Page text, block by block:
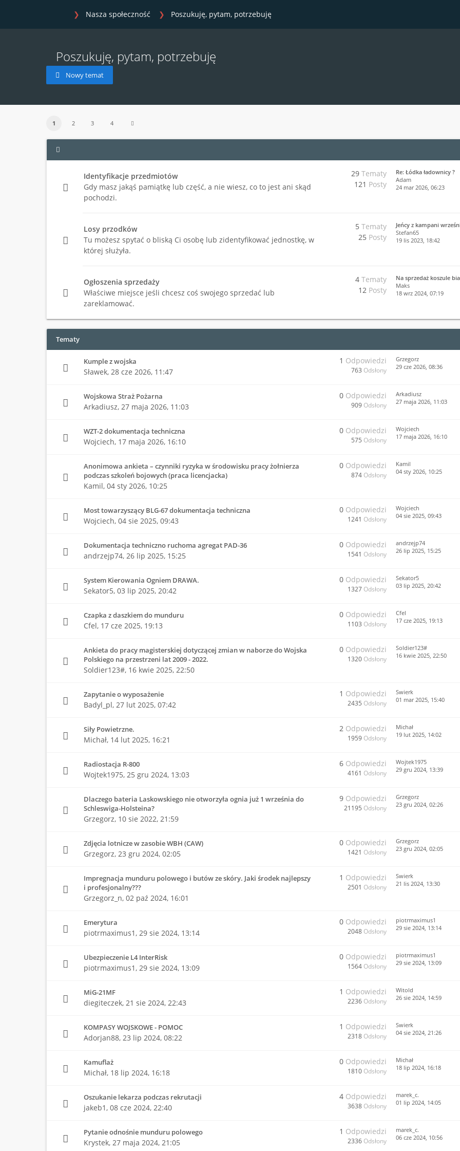
Nasza społeczność Poszukuję, pytam, potrzebuję
Poszukuję, pytam, potrzebuję
Nowy temat
1 2 3 4
Identyfikacje przedmiotów
Gdy masz jakąś pamiątkę lub część, a nie wiesz, co to jest ani skąd
pochodzi.
29 Tematy
121 Posty
Re: Łódka ładownicy ?
Adam
24 mar 2026, 06:23
Losy przodków
Tu możesz spytać o bliską Ci osobę lub zidentyfikować jednostkę, w
której służyła.
5 Tematy
25 Posty
Jeńcy z kampani
Stefan65
19 lis 2023, 18:42
Ogłoszenia sprzedaży
Właściwe miejsce jeśli chcesz coś swojego sprzedać lub
zareklamować.
4 Tematy
12 Posty
Na sprzedaż koszule
Maks
18 wrz 2024, 07:19
Tematy
Kumple z wojska
Sławek, 28 cze 2026, 11:47
1 Odpowiedzi
763 Odsłony
Grzegorz
29 cze 2026, 08:36
Wojskowa Straż Pożarna
Arkadiusz, 27 maja 2026, 11:03
0 Odpowiedzi
909 Odsłony
Arkadiusz
27 maja 2026, 11:03
WZT-2 dokumentacja techniczna
Wojciech, 17 maja 2026, 16:10
0 Odpowiedzi
575 Odsłony
Wojciech
17 maja 2026, 16:10
Anonimowa ankieta – czynniki ryzyka w środowisku pracy żołnierza
podczas szkoleń bojowych (praca licencjacka)
Kamil, 04 sty 2026, 10:25
0 Odpowiedzi
874 Odsłony
Kamil
04 sty 2026, 10:25
Most towarzyszący BLG-67 dokumentacja techniczna
Wojciech, 04 sie 2025, 09:43
0 Odpowiedzi
1241 Odsłony
Wojciech
04 sie 2025, 09:43
Dokumentacja techniczno ruchoma agregat PAD-36
andrzejp74, 26 lip 2025, 15:25
0 Odpowiedzi
1541 Odsłony
andrzejp74
26 lip 2025, 15:25
System Kierowania Ogniem DRAWA.
Sekator5, 03 lip 2025, 20:42
0 Odpowiedzi
1327 Odsłony
Sekator5
03 lip 2025, 20:42
Czapka z daszkiem do munduru
Cfel, 17 cze 2025, 19:13
0 Odpowiedzi
1103 Odsłony
Cfel
17 cze 2025, 19:13
Ankieta do pracy magisterskiej dotyczącej zmian w naborze do Wojska
Polskiego na przestrzeni lat 2009 - 2022.
Soldier123#, 16 kwie 2025, 22:50
0 Odpowiedzi
1320 Odsłony
Soldier123#
16 kwie 2025, 22:50
Zapytanie o wyposażenie
Badyl_pl, 27 lut 2025, 07:42
1 Odpowiedzi
2435 Odsłony
Swierk
01 mar 2025, 15:40
Siły Powietrzne.
Michał, 14 lut 2025, 16:21
2 Odpowiedzi
1959 Odsłony
Michał
19 lut 2025, 14:02
Radiostacja R-800
Wojtek1975, 25 gru 2024, 13:03
6 Odpowiedzi
4161 Odsłony
Wojtek1975
29 gru 2024, 13:39
Dlaczego bateria Laskowskiego nie otworzyła ognia już 1 września do
Schleswiga-Holsteina?
Grzegorz, 10 sie 2022, 21:59
9 Odpowiedzi
21195 Odsłony
Grzegorz
23 gru 2024, 02:26
Zdjęcia lotnicze w zasobie WBH (CAW)
Grzegorz, 23 gru 2024, 02:05
0 Odpowiedzi
1421 Odsłony
Grzegorz
23 gru 2024, 02:05
Impregnacja munduru polowego i butów ze skóry. Jaki środek najlepszy
i profesjonalny???
Grzegorz_n, 02 paź 2024, 16:01
1 Odpowiedzi
2501 Odsłony
Swierk
21 lis 2024, 13:30
Emerytura
piotrmaximus1, 29 sie 2024, 13:14
0 Odpowiedzi
2048 Odsłony
piotrmaximus1
29 sie 2024, 13:14
Ubezpieczenie L4 InterRisk
piotrmaximus1, 29 sie 2024, 13:09
0 Odpowiedzi
1564 Odsłony
piotrmaximus1
29 sie 2024, 13:09
MiG-21MF
diegiteczek, 21 sie 2024, 22:43
1 Odpowiedzi
2236 Odsłony
Witold
26 sie 2024, 14:59
KOMPASY WOJSKOWE - POMOC
Adorjan88, 23 lip 2024, 08:22
1 Odpowiedzi
2318 Odsłony
Swierk
04 sie 2024, 21:26
Kamuflaż
Michał, 18 lip 2024, 16:18
0 Odpowiedzi
1810 Odsłony
Michał
18 lip 2024, 16:18
Oszukanie lekarza podczas rekrutacji
jakeb1, 08 cze 2024, 22:40
4 Odpowiedzi
3638 Odsłony
marek_c.
01 lip 2024, 14:05
Pytanie odnośnie munduru polowego
Krystek, 27 maja 2024, 21:05
1 Odpowiedzi
2336 Odsłony
marek_c.
06 cze 2024, 10:56